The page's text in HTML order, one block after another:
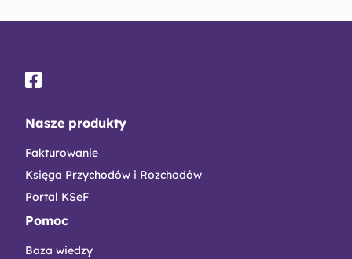
Nasze produkty
Fakturowanie
Księga Przychodów i Rozchodów
Portal KSeF
Pomoc
Baza wiedzy